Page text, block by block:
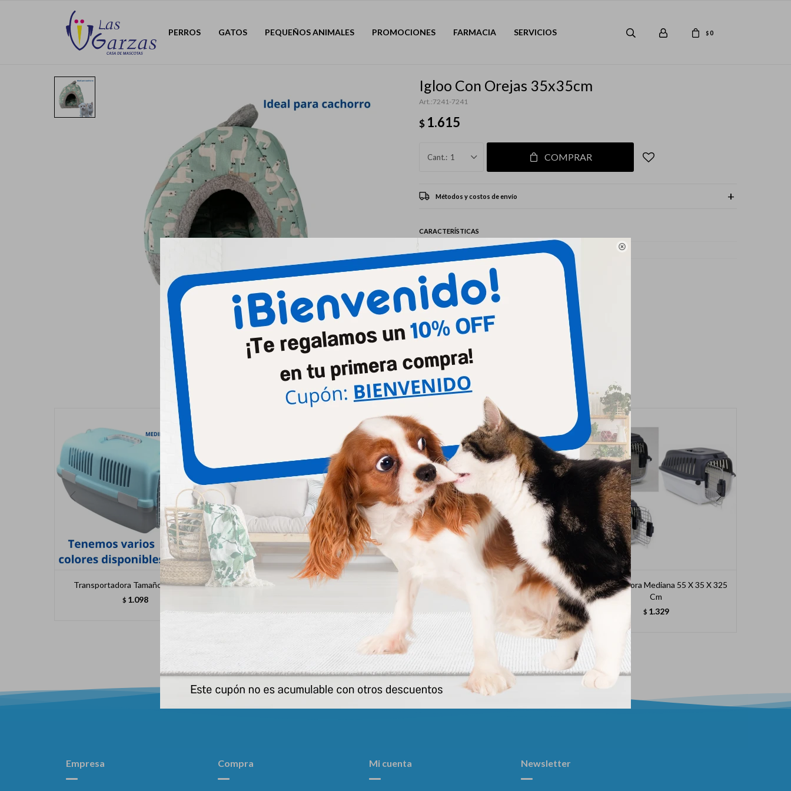

PERROS GATOS PEQUEÑOS ANIMALES PROMOCIONES FARMACIA SERVICIOS $0
Igloo Con Orejas 35x35cm
7241-7241
$ 1.615
1 COMPRAR
Métodos y costos de envío
CARACTERÍSTICAS
Mascota Perros y Gatos
Productos que te pueden interesar
Transportadora Tamaño Pequeño
$ 1.098
Transportadora Chica 46 X 30.5 X 29.2
1.113
Transportadora Medidas: 48 X 29 X 28
Transportadora Mediana 55 X 35 X 325
Cm
$ 1.329
Empresa Compra Mi cuenta Newsletter